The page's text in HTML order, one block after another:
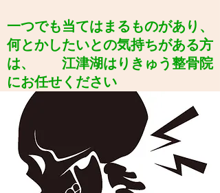
​一つでも当てはまるものがあり、
何とかしたいとの気持ちがある方
は、 江津湖はりきゅう整骨院
にお任せください